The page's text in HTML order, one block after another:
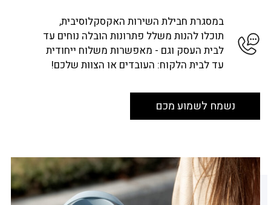
במסגרת חבילת השירות האקסקלוסיבית,
תוכלו להנות משלל פתרונות הובלה נוחים עד
לבית העסק וגם - מאפשרות משלוח ייחודית
עד לבית הלקוח: העובדים או הצוות שלכם!
נשמח לשמוע מכם